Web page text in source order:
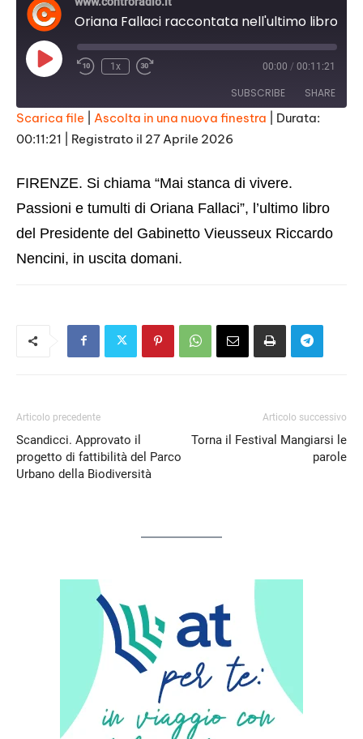
Play
Episode
1x 00:00 / 00:11:21
SUBSCRIBE SHARE
SHARE
LINK
EMBED
Scarica file Ascolta in una nuova finestra
Durata:
00:11:21
Registrato il 27 Aprile 2026
FIRENZE. Si chiama “Mai stanca di vivere.
Passioni e tumulti di Oriana Fallaci”, l’ultimo libro
del Presidente del Gabinetto Vieusseux Riccardo
Nencini, in uscita domani.
Articolo precedente
Scandicci. Approvato il
progetto di fattibilità del Parco
Urbano della Biodiversità
Articolo successivo
Torna il Festival Mangiarsi le
parole